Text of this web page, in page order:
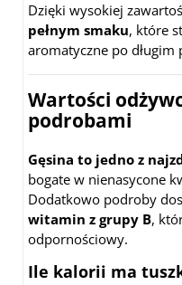
Dzięki wysokiej
pełnym smaku, które
aromatyczne po długim
Wartości
podrobami
Gęsina to jedno z
bogate w nienasycone
Dodatkowo podroby
witamin z grupy B,
odpornościowy.
Ile kalorii ma